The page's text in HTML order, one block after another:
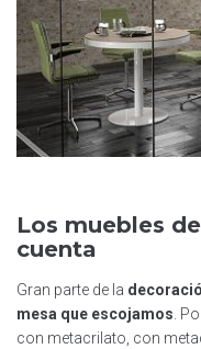
Los muebles
cuenta
Gran parte de la
mesa que escojamos .
con metacrilato, con